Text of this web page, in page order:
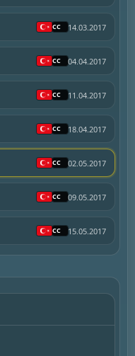
14.03.2017
04.04.2017
11.04.2017
18.04.2017
02.05.2017
09.05.2017
15.05.2017